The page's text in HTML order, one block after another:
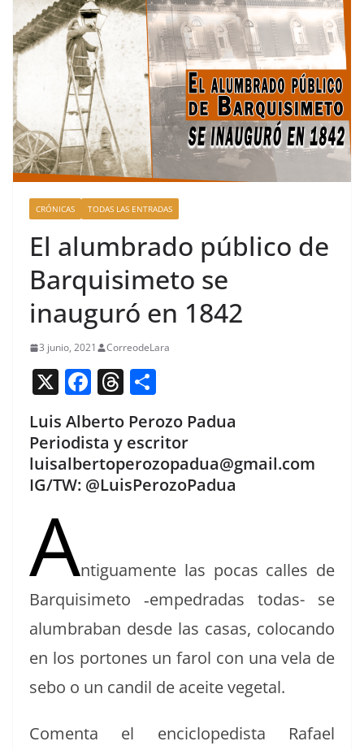
CRÓNICAS TODAS LAS ENTRADAS
El alumbrado público de
Barquisimeto se
inauguró en 1842
3 junio, 2021 CorreodeLara
X F
c
e
b
k
T
h
re
a
d
m
p
ar
Luis Alberto Perozo Padua
Periodista y escritor
luisalbertoperozopadua@gmail.com
IG/TW: @LuisPerozoPadua
Antigua­mente las pocas calles de
Bar­quisime­to ‑empe­dradas todas- se
alum­bra­ban des­de las casas, colo­can­do
en los por­tones un farol con una vela de
sebo o un can­dil de aceite vegetal.
Comen­ta el enci­clo­pe­dista Rafael